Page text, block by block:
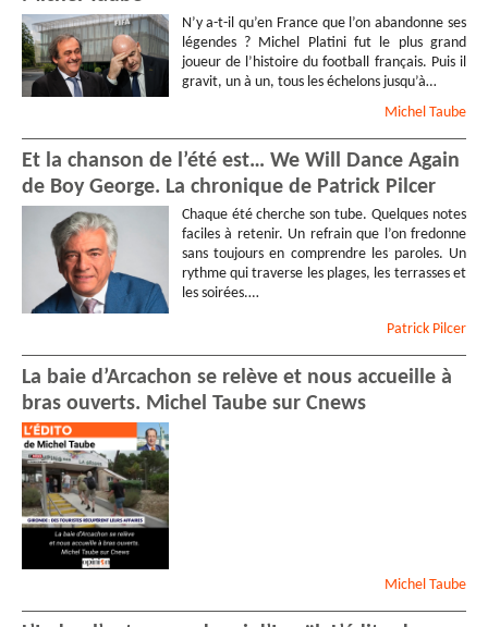
N’y a-t-il qu’en France que l’on abandonne ses
légendes ? Michel Platini fut le plus grand
joueur de l’histoire du football français. Puis il
gravit, un à un, tous les échelons jusqu’à…
Michel Taube
Et la chanson de l’été est… We Will Dance Again
de Boy George. La chronique de Patrick Pilcer
Chaque été cherche son tube. Quelques notes
faciles à retenir. Un refrain que l’on fredonne
sans toujours en comprendre les paroles. Un
rythme qui traverse les plages, les terrasses et
les soirées.…
Patrick Pilcer
La baie d’Arcachon se relève et nous accueille à
bras ouverts. Michel Taube sur Cnews
Michel Taube